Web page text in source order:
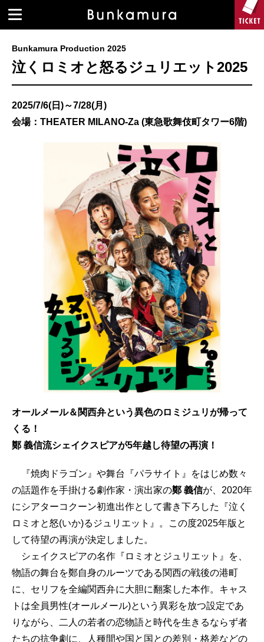
Bunkamura Production 2025
泣くロミオと怒るジュリエット2025
2025/7/6(日)～7/28(月)
会場：THEATER MILANO-Za (東急歌舞伎町タワー6階)
オールメール＆関西弁という異色のロミジュリが帰って
くる！
鄭 義信流シェイクスピアが5年越し待望の再演！
『焼肉ドラゴン』や舞台『パラサイト』をはじめ数々
の話題作を手掛ける劇作家・演出家の鄭 義信が、2020年
にシアターコクーン初進出作として書き下ろした『泣く
ロミオと怒(いか)るジュリエット』。この度2025年版と
して待望の再演が決定しました。
シェイクスピアの名作『ロミオとジュリエット』を、
物語の舞台を鄭自身のルーツである関西の戦後の港町
に、セリフを全編関西弁に大胆に翻案した本作。キャス
トは全員男性(オールメール)という異彩を放つ設定であ
りながら、二人の若者の恋物語と時代を生きるならず者
たちの抗争劇に、人種間や国と国との差別・格差などの